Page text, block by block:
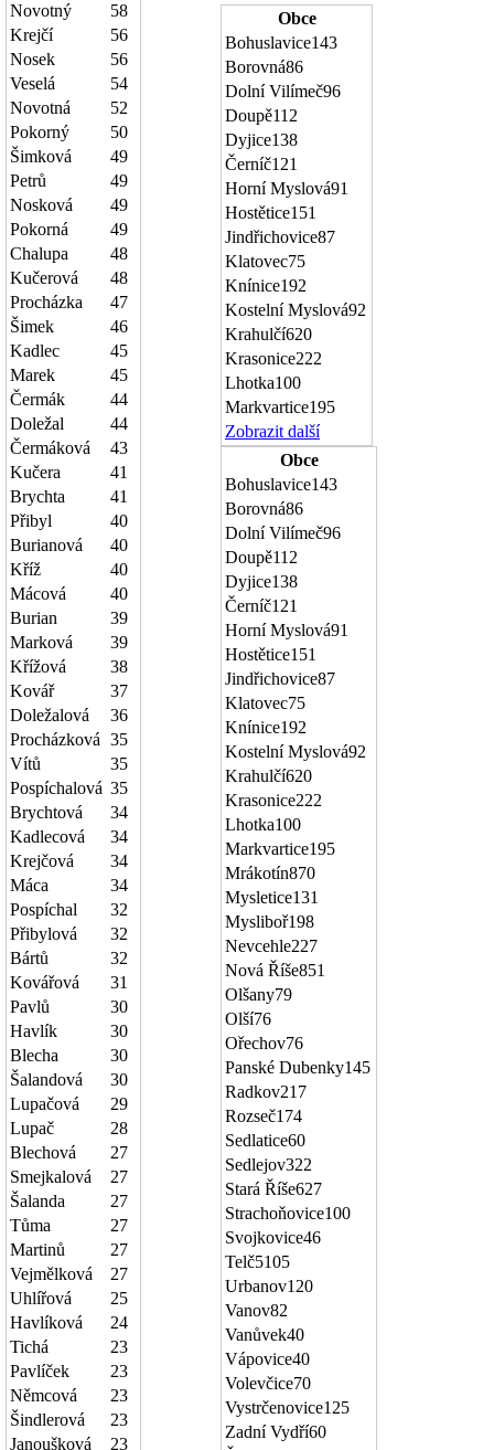
Novotný
58
Krejčí
56
Nosek
56
Veselá
54
Novotná
52
Pokorný
50
Šimková
49
Petrů
49
Nosková
49
Pokorná
49
Chalupa
48
Kučerová
48
Procházka
47
Šimek
46
Kadlec
45
Marek
45
Čermák
44
Doležal
44
Čermáková
43
Kučera
41
Brychta
41
Přibyl
40
Burianová
40
Kříž
40
Mácová
40
Burian
39
Marková
39
Křížová
38
Kovář
37
Doležalová
36
Procházková 35
Vítů
35
Pospíchalová 35
Brychtová
34
Kadlecová
34
Krejčová
34
Máca
34
Pospíchal
32
Přibylová
32
Bártů
32
Kovářová
31
Pavlů
30
Havlík
30
Blecha
30
Šalandová
30
Lupačová
29
Lupač
28
Blechová
27
Smejkalová
27
Šalanda
27
Tůma
27
Martinů
27
Vejmělková
27
Uhlířová
25
Havlíková
24
Tichá
23
Pavlíček
23
Němcová
23
Šindlerová
23
Janoušková
23
Obce
Bohuslavice143
Borovná86
Dolní Vilímeč96
Doupě112
Dyjice138
Černíč121
Horní Myslová91
Hostětice151
Jindřichovice87
Klatovec75
Knínice192
Kostelní Myslová92
Krahulčí620
Krasonice222
Lhotka100
Markvartice195
Zobrazit další
Obce
Bohuslavice143
Borovná86
Dolní Vilímeč96
Doupě112
Dyjice138
Černíč121
Horní Myslová91
Hostětice151
Jindřichovice87
Klatovec75
Knínice192
Kostelní Myslová92
Krahulčí620
Krasonice222
Lhotka100
Markvartice195
Mrákotín870
Mysletice131
Mysliboř198
Nevcehle227
Nová Říše851
Olšany79
Olší76
Ořechov76
Panské Dubenky145
Radkov217
Rozseč174
Sedlatice60
Sedlejov322
Stará Říše627
Strachoňovice100
Svojkovice46
Telč5105
Urbanov120
Vanov82
Vanůvek40
Vápovice40
Volevčice70
Vystrčenovice125
Zadní Vydří60